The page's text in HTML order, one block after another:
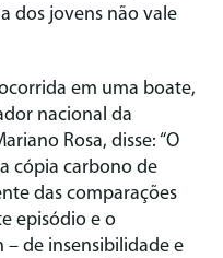
dos jovens não vale
em uma boate,
nacional da
Rosa, disse: “O
cópia carbono de
das comparações
episódio e o
de insensibilidade e